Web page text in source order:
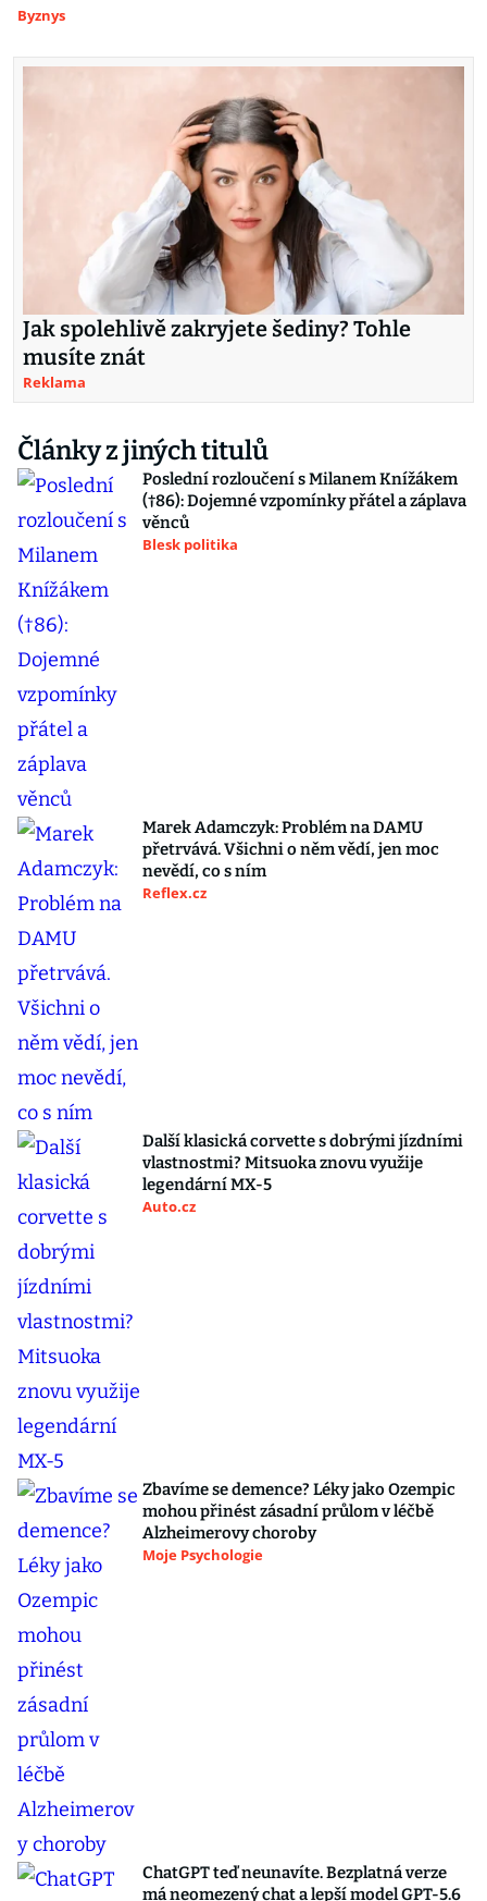
Byznys
Jak spolehlivě zakryjete šediny? Tohle
musíte znát
Reklama
Články z jiných titulů
Poslední rozloučení s Milanem Knížákem
(†86): Dojemné vzpomínky přátel a záplava
věnců
Blesk politika
Marek Adamczyk: Problém na DAMU
přetrvává. Všichni o něm vědí, jen moc
nevědí, co s ním
Reflex.cz
Další klasická corvette s dobrými jízdními
vlastnostmi? Mitsuoka znovu využije
legendární MX-5
Auto.cz
Zbavíme se demence? Léky jako Ozempic
mohou přinést zásadní průlom v léčbě
Alzheimerovy choroby
Moje Psychologie
ChatGPT teď neunavíte. Bezplatná verze
má neomezený chat a lepší model GPT-5.6